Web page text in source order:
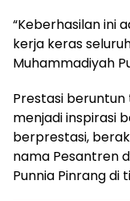
“Keberhasilan ini
kerja keras
Muhammadiyah
Prestasi
menjadi inspirasi
berprestasi,
nama Pesantren
Punnia Pinrang di